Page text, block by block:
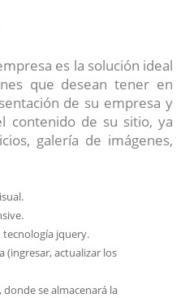
es la solución ideal
que desean tener en
de su empresa y
contenido de su sitio, ya
galería de imágenes,
tecnología jquery.
(ingresar, actualizar los
se almacenará la